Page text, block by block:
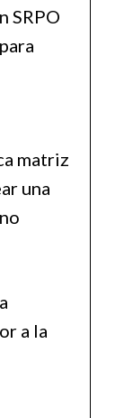
SRPO
matriz
una
a la